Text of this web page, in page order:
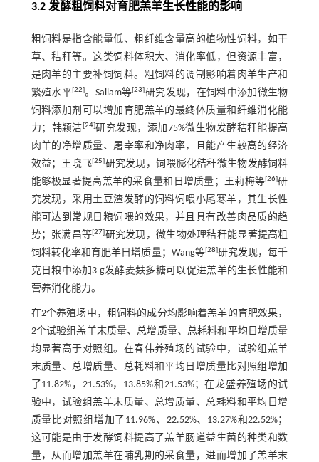
3.2 发酵粗饲料对育肥羔羊生长性能的影响
粗饲料是指含能量低、粗纤维含量高的植物性饲料，如干
草、秸秆等。这类饲料体积大、消化率低，但资源丰富，
是肉羊的主要补饲饲料。粗饲料的调制影响着肉羊生产和
繁殖水平[22]。Sallam等[23]研究发现，在饲料中添加微生物
饲料添加剂可以增加育肥羔羊的最终体质量和纤维消化能
力；韩颖洁 [24]研究发现，添加75%微生物发酵秸秆能提高
肉羊的净增质量、屠宰率和净肉率，且能产生较高的经济
效益；王晓飞[25]研究发现，饲喂膨化秸秆微生物发酵饲料
能够极显著提高羔羊的采食量和日增质量；王莉梅等[26]研
究发现，采用土豆渣发酵的饲料饲喂小尾寒羊，其生长性
能可达到常规日粮饲喂的效果，并且具有改善肉品质的趋
势；张满昌等[27]研究发现，微生物处理秸秆能显著提高粗
饲料转化率和育肥羊日增质量；Wang等[28]研究发现，每千
克日粮中添加3 g发酵麦麸多糖可以促进羔羊的生长性能和
营养消化能力。
在2个养殖场中，粗饲料的成分均影响着羔羊的育肥效果，
2个试验组羔羊末质量、总增质量、总耗料和平均日增质量
均显著高于对照组。在春伟养殖场的试验中，试验组羔羊
末质量、总增质量、总耗料和平均日增质量比对照组增加
了11.82%，21.53%，13.85%和21.53%；在龙盛养殖场的试
验中，试验组羔羊末质量、总增质量、总耗料和平均日增
质量比对照组增加了11.96%、22.52%、13.27%和22.52%；
这可能是由于发酵饲料提高了羔羊肠道益生菌的种类和数
量，从而增加羔羊在哺乳期的采食量，进而增加了羔羊末